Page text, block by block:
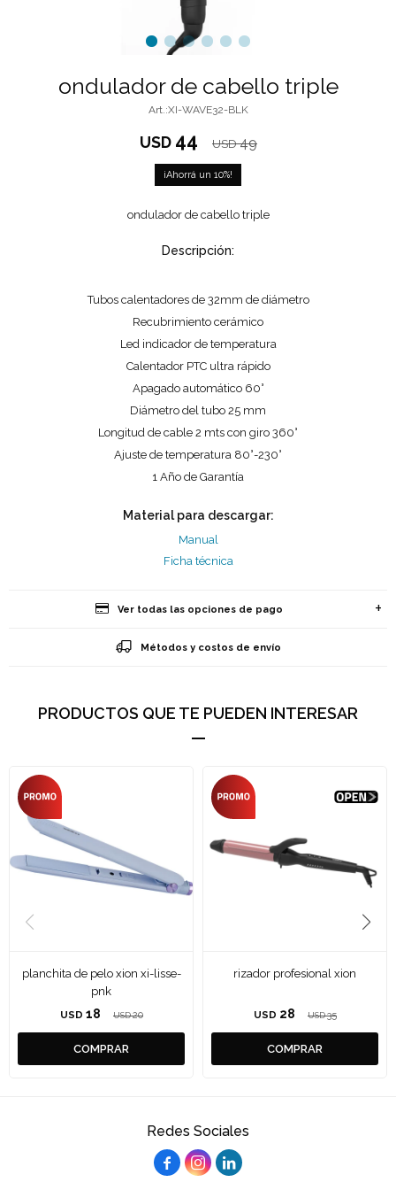
ondulador de cabello triple
XI-WAVE32-BLK
USD 44 USD 49
10
ondulador de cabello triple
Descripción:
Tubos calentadores de 32mm de diámetro
Recubrimiento cerámico
Led indicador de temperatura
Calentador PTC ultra rápido
Apagado automático 60°
Diámetro del tubo 25 mm
Longitud de cable 2 mts con giro 360°
Ajuste de temperatura 80°-230°
1 Año de Garantía
Material para descargar:
Manual
Ficha técnica
Ver todas las opciones de pago
Métodos y costos de envío
PRODUCTOS QUE TE PUEDEN INTERESAR
planchita de pelo xion xi-lisse-
pnk
USD 18 USD 20
rizador profesional xion
USD 28 USD 35
Redes Sociales
  